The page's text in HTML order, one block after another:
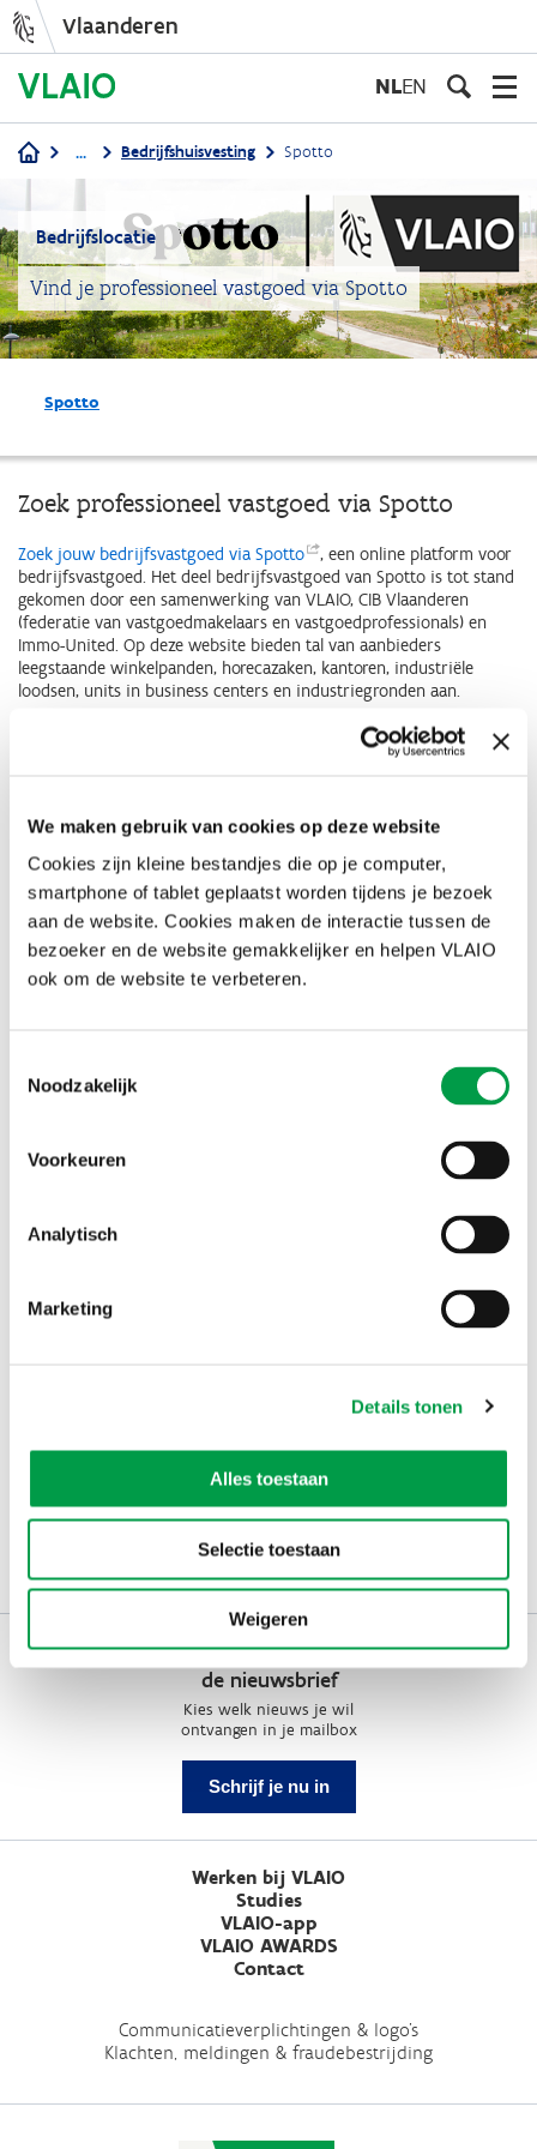
We maken gebruik van cookies op deze website
Cookies zijn kleine bestandjes die op je computer,
smartphone of tablet geplaatst worden tijdens je bezoek
aan de website. Cookies maken de interactie tussen de
bezoeker en de website gemakkelijker en helpen VLAIO
ook om de website te verbeteren.
Noodzakelijk
Voorkeuren
Analytisch
Marketing
Details tonen
Alles toestaan
Selectie toestaan
Weigeren
inhoud
gaan
Vlaanderen
NLEN
Kruimelpad
... Bedrijfshuisvesting Spotto
Bedrijfslocatie
Vind je professioneel vastgoed via Spotto
Spotto
Zoek professioneel vastgoed via Spotto
Zoek jouw bedrijfsvastgoed via Spotto
, een online platform voor
bedrijfsvastgoed. Het deel bedrijfsvastgoed van Spotto is tot stand
gekomen door een samenwerking van VLAIO, CIB Vlaanderen
(federatie van vastgoedmakelaars en vastgoedprofessionals) en
Immo-United. Op deze website bieden tal van aanbieders
leegstaande winkelpanden, horecazaken, kantoren, industriële
loodsen, units in business centers en industriegronden aan.
Spotto is gratis beschikbaar voor starters, ondernemers en
investeerders die op zoek zijn naar een passende ruimte voor hun
professionele aanbieders kunnen bedrijfsvastgoed op Spotto
Bovendien kan je bij Spotto terecht voor al je vragen rond
vestigingsadvies, subsidies en uitbreidingsmogelijkheden van de
locatie. Daarvoor werkt het platform samen met steden,
gemeenten en regio’s.
Ja
Schrijf je in op
de nieuwsbrief
Kies welk nieuws je wil
ontvangen in je mailbox
Schrijf je nu in
Werken bij VLAIO
Studies
VLAIO-app
VLAIO AWARDS
Contact
Communicatieverplichtingen & logo's
Klachten, meldingen & fraudebestrijding